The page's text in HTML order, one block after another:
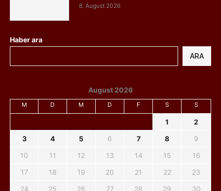
8. August 2026
Haber ara
ARA
August 2026
M D M D F S S
1
2
3
4 5 6 7 8
9
10
11 12 13 14 15
16
17
18 19 20 21 22
23
24
25 26 27 28 29 30